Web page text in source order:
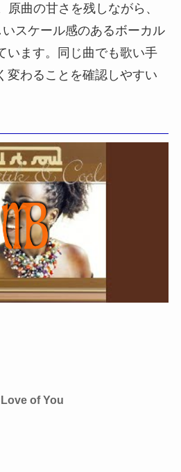
原曲の甘さを残しながら、
スケール感のあるボーカル
います。同じ曲でも歌い手
変わることを確認しやすい
of You